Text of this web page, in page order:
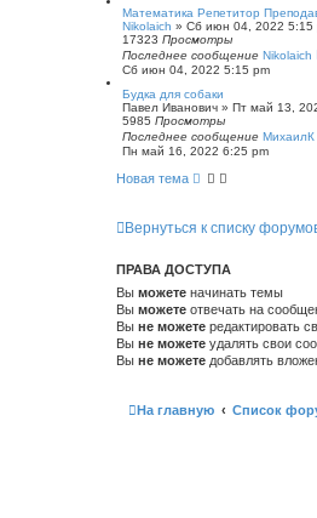
Математика Репетитор
Nikolaich » Сб июн 04, 2022 5:15
17323 Просмотры
Последнее сообщение Nikolaich
Сб июн 04, 2022 5:15 pm
Будка для собаки
Павел Иванович » Пт май 13,
5985 Просмотры
Последнее сообщение МихаилК
Пн май 16, 2022 6:25 pm
Новая тема
Вернуться к списку
ПРАВА ДОСТУПА
Вы можете начинать темы
Вы можете отвечать на
Вы не можете редактировать
Вы не можете удалять свои
Вы не можете добавлять
На главную Список